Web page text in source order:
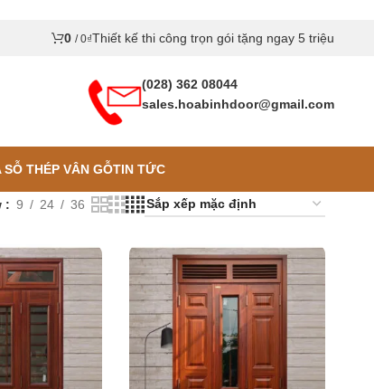
0 / 0₫Thiết kế thi công trọn gói tặng ngay 5 triệu
(028) 362 08044
sales.hoabinhdoor@gmail.com
SỖ THÉP VÂN GỖTIN TỨC
9 24 36